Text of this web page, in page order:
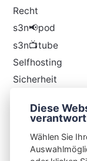
Recht
s3n📢pod
s3n📺tube
Selfhosting
Sicherheit
Thunderbird
Diese
Wählen Sie